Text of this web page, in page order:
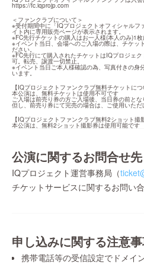
https://fc.iqprojp.com
＜ファンクラブについて＞
※受付期間中に「IQプロジェクトオフィシャル
イト内に専用販売ページが表示されます。
※FC先行チケットの購入はお一人様(本人のみ)1枚
※イベント当日、会場へのご入場の際は、チケッ
ださい。
※FC先行にて購入されたチケットはIQプロジェ
可。転売、譲渡一切禁止。
※イベント当日ご本人様確認の為、写真付きの身
います。
【IQプロジェクトファンクラブ無料チケットにつ
本公演は、無料チケットは使用不可です
ご入場は前売り券の方ご入場後、当日券の前とな
但し、前売り券にて完売の場合は、ご使用いただ
【IQプロジェクトファンクラブ無料2ショット撮
本公演は、無料2ショット撮影券は使用可能です
公演に関するお問合せ先
IQプロジェクト運営事務局（
チケットサービスに関するお問い
申し込みに関する注意
携帯電話等の受信設定でドメイ